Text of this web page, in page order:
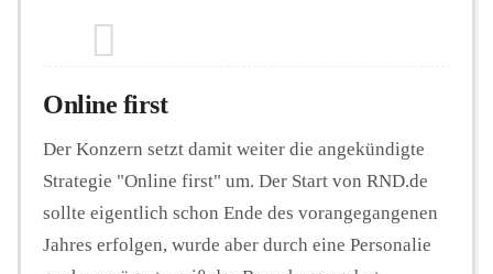
Online first
Der Konzern setzt damit weiter die angekündigte
Strategie "Online first" um. Der Start von RND.de
sollte eigentlich schon Ende des vorangegangenen
Jahres erfolgen, wurde aber durch eine Personalie